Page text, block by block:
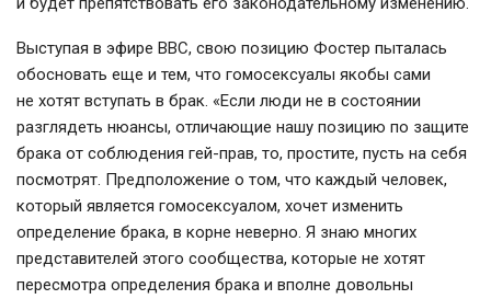
Выступая в эфире ВВС, свою позицию Фостер пыталась
обосновать еще и тем, что гомосексуалы якобы сами
не хотят вступать в брак. «Если люди не в состоянии
разглядеть нюансы, отличающие нашу позицию по защите
брака от соблюдения гей-прав, то, простите, пусть на себя
посмотрят. Предположение о том, что каждый человек,
который является гомосексуалом, хочет изменить
определение брака, в корне неверно. Я знаю многих
представителей этого сообщества, которые не хотят
пересмотра определения брака и вполне довольны